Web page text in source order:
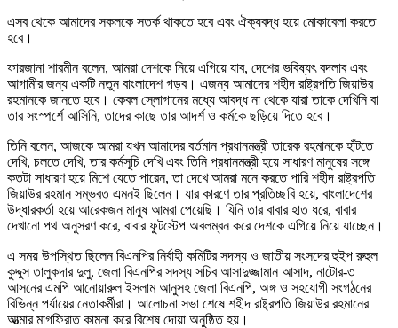
এসব থেকে আমাদের সকলকে সতর্ক থাকতে হবে এবং ঐক্যবদ্ধ হয়ে মোকাবেলা করতে
হবে।
ফারজানা শারমীন বলেন, আমরা দেশকে নিয়ে এগিয়ে যাব, দেশের ভবিষ্যৎ বদলাব এবং
আগামীর জন্য একটি নতুন বাংলাদেশ গড়ব। এজন্য আমাদের শহীদ রাষ্ট্রপতি জিয়াউর
রহমানকে জানতে হবে। কেবল স্লোগানের মধ্যে আবদ্ধ না থেকে যারা তাকে দেখিনি বা
তার সংস্পর্শে আসিনি, তাদের কাছে তার আদর্শ ও কর্মকে ছড়িয়ে দিতে হবে।
তিনি বলেন, আজকে আমরা যখন আমাদের বর্তমান প্রধানমন্ত্রী তারেক রহমানকে হাঁটতে
দেখি, চলতে দেখি, তার কর্মসূচি দেখি এবং তিনি প্রধানমন্ত্রী হয়ে সাধারণ মানুষের সঙ্গে
কতটা সাধারণ হয়ে মিশে যেতে পারেন, তা দেখে আমরা মনে করতে পারি শহীদ রাষ্ট্রপতি
জিয়াউর রহমান সম্ভবত এমনই ছিলেন। যার কারণে তার প্রতিচ্ছবি হয়ে, বাংলাদেশের
উদ্ধারকর্তা হয়ে আরেকজন মানুষ আমরা পেয়েছি। যিনি তার বাবার হাত ধরে, বাবার
দেখানো পথ অনুসরণ করে, বাবার ফুটস্টেপ অবলম্বন করে দেশকে এগিয়ে নিয়ে যাচ্ছেন।
এ সময় উপস্থিত ছিলেন বিএনপির নির্বাহী কমিটির সদস্য ও জাতীয় সংসদের হুইপ রুহুল
কুদ্দুস তালুকদার দুলু, জেলা বিএনপির সদস্য সচিব আসাদুজ্জামান আসাদ, নাটোর-৩
আসনের এমপি আনোয়ারুল ইসলাম আনুসহ জেলা বিএনপি, অঙ্গ ও সহযোগী সংগঠনের
বিভিন্ন পর্যায়ের নেতাকর্মীরা। আলোচনা সভা শেষে শহীদ রাষ্ট্রপতি জিয়াউর রহমানের
আত্মার মাগফিরাত কামনা করে বিশেষ দোয়া অনুষ্ঠিত হয়।